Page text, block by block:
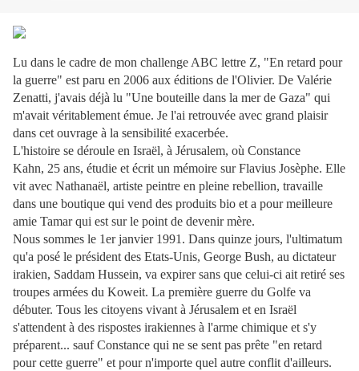
Lu dans le cadre de mon challenge ABC lettre Z, "En retard pour
la guerre" est paru en 2006 aux éditions de l'Olivier. De Valérie
Zenatti, j'avais déjà lu "Une bouteille dans la mer de Gaza" qui
m'avait véritablement émue. Je l'ai retrouvée avec grand plaisir
dans cet ouvrage à la sensibilité exacerbée.
L'histoire se déroule en Israël, à Jérusalem, où Constance
Kahn, 25 ans, étudie et écrit un mémoire sur Flavius Josèphe. Elle
vit avec Nathanaël, artiste peintre en pleine rebellion, travaille
dans une boutique qui vend des produits bio et a pour meilleure
amie Tamar qui est sur le point de devenir mère.
Nous sommes le 1er janvier 1991. Dans quinze jours, l'ultimatum
qu'a posé le président des Etats-Unis, George Bush, au dictateur
irakien, Saddam Hussein, va expirer sans que celui-ci ait retiré ses
troupes armées du Koweit. La première guerre du Golfe va
débuter. Tous les citoyens vivant à Jérusalem et en Israël
s'attendent à des rispostes irakiennes à l'arme chimique et s'y
préparent... sauf Constance qui ne se sent pas prête "en retard
pour cette guerre" et pour n'importe quel autre conflit d'ailleurs.